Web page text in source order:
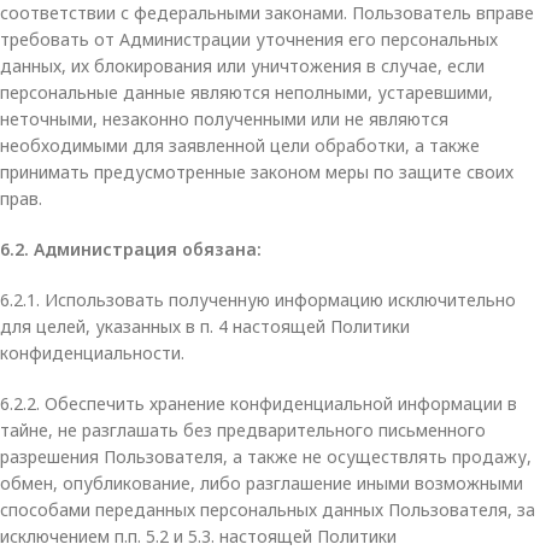
соответствии с федеральными законами. Пользователь вправе
требовать от Администрации уточнения его персональных
данных, их блокирования или уничтожения в случае, если
персональные данные являются неполными, устаревшими,
неточными, незаконно полученными или не являются
необходимыми для заявленной цели обработки, а также
принимать предусмотренные законом меры по защите своих
прав.
6.2. Администрация обязана:
6.2.1. Использовать полученную информацию исключительно
для целей, указанных в п. 4 настоящей Политики
конфиденциальности.
6.2.2. Обеспечить хранение конфиденциальной информации в
тайне, не разглашать без предварительного письменного
разрешения Пользователя, а также не осуществлять продажу,
обмен, опубликование, либо разглашение иными возможными
способами переданных персональных данных Пользователя, за
исключением п.п. 5.2 и 5.3. настоящей Политики